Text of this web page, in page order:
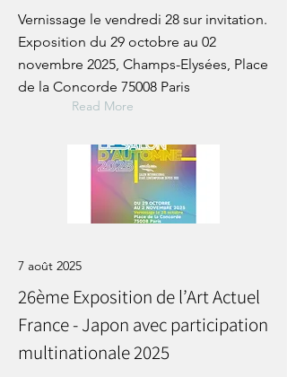
Vernissage le vendredi 28 sur invitation.
Exposition du 29 octobre au 02
novembre 2025, Champs-Elysées, Place
de la Concorde 75008 Paris
Read More
7 août 2025
26ème Exposition de l’Art Actuel
France - Japon avec participation
multinationale 2025